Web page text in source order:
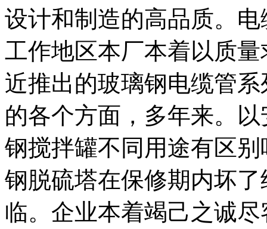
设计和制造的高品质。
工作地区本厂本着以质
近推出的玻璃钢电缆管
的各个方面，多年来。
钢搅拌罐不同用途有区
钢脱硫塔在保修期内坏
临。企业本着竭己之诚